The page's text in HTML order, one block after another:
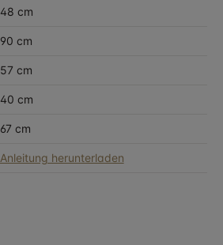
48 cm
90 cm
57 cm
40 cm
67 cm
Anleitung herunterladen